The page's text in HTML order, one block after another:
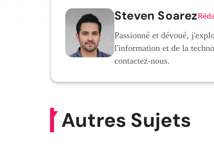
Steven Soarez
Passionné et dévoué,
l'information et de la
contactez-nous.
Autres Sujets